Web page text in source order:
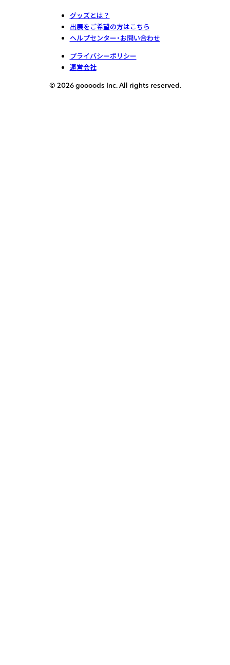
グッズとは？
出展をご希望の方はこちら
ヘルプセンター・お問い合わせ
プライバシーポリシー
運営会社
© 2026 goooods Inc. All rights reserved.